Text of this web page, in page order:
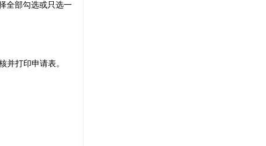
全部勾选或只选一
并打印申请表。